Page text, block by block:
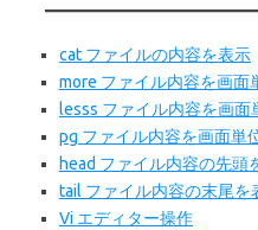
cat ファイルの内容を表示
more ファイル内容を画面
lesss ファイル内容を画面
pg ファイル内容を画面単
head ファイル内容の先頭
tail ファイル内容の末尾を
Vi エディター操作